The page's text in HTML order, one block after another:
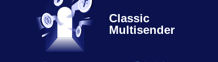
Classic
Multisender